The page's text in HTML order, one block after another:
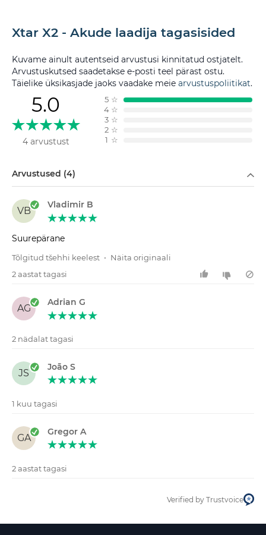
Xtar X2 - Akude laadija tagasisided
Kuvame ainult autentseid arvustusi kinnitatud ostjatelt.
Arvustuskutsed saadetakse e-posti teel pärast ostu.
Täielike üksikasjade jaoks vaadake meie arvustuspoliitikat.
5.0
4 arvustust
5 ☆
4 ☆
3 ☆
2 ☆
1 ☆
Arvustused (4)
VB
Vladimir B
Suurepärane
Tõlgitud tšehhi keelest • Näita originaali
2 aastat tagasi
AG
Adrian G
2 nädalat tagasi
JS
João S
1 kuu tagasi
GA
Gregor A
2 aastat tagasi
Verified by Trustvoice